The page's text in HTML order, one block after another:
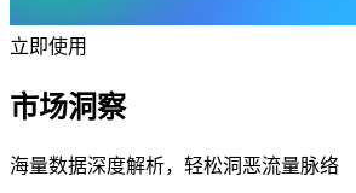
立即使用
市场洞察
海量数据深度解析，轻松洞恶流量脉络